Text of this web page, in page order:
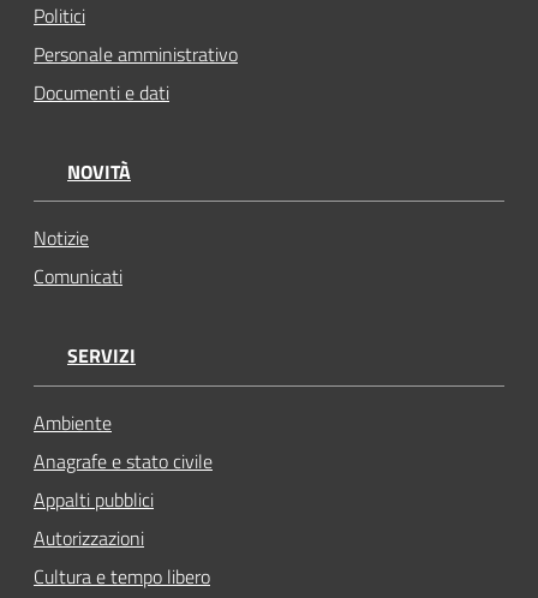
Politici
Personale amministrativo
Documenti e dati
NOVITÀ
Notizie
Comunicati
SERVIZI
Ambiente
Anagrafe e stato civile
Appalti pubblici
Autorizzazioni
Cultura e tempo libero